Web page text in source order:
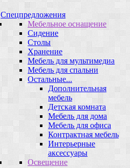
Спецпредложения
Мебельное оснащение
Сидение
Столы
Хранение
Мебель для мультимедиа
Мебель для спальни
Остальные...
Дополнительная
мебель
Детская комната
Мебель для дома
Мебель для офиса
Контрактная мебель
Интерьерные
аксессуары
Освещение